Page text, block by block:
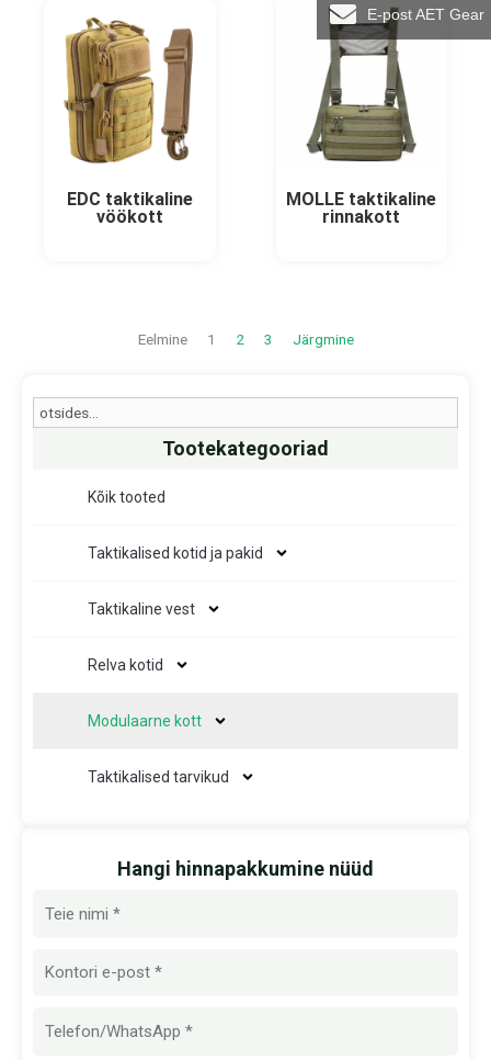
Search
Tootekategooriad
Kõik tooted
Taktikalised kotid ja pakid
Taktikaline vest
Relva kotid
Modulaarne kott
Taktikalised tarvikud
Hangi hinnapakkumine nüüd
EDC taktikaline
vöökott
MOLLE taktikaline
rinnakott
Eelmine 1 2 3 Järgmine
E-post AET Gear